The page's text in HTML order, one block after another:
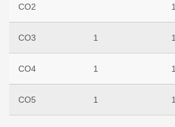
CO2 1
CO3 1 1
CO4 1 1
CO5 1 1